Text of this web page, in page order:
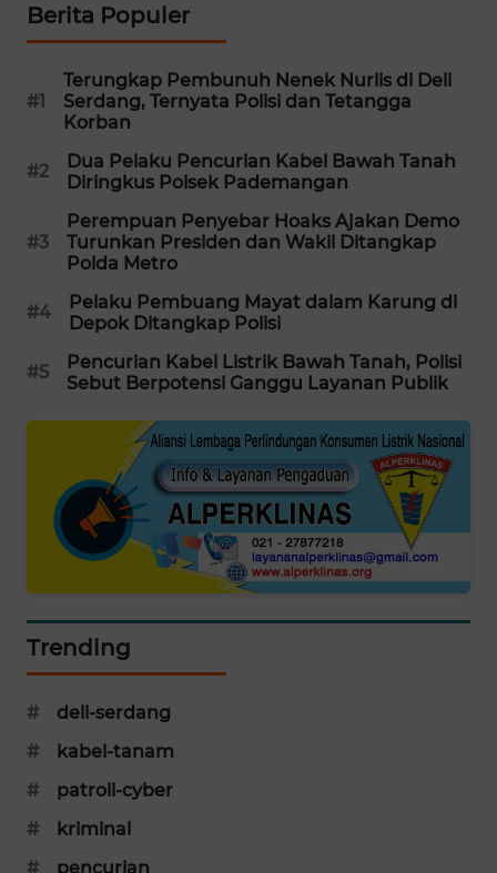
Berita Populer
#1
Terungkap Pembunuh Nenek Nurlis di Deli
Serdang, Ternyata Polisi dan Tetangga
Korban
#2
Dua Pelaku Pencurian Kabel Bawah Tanah
Diringkus Polsek Pademangan
#3
Perempuan Penyebar Hoaks Ajakan Demo
Turunkan Presiden dan Wakil Ditangkap
Polda Metro
#4
Pelaku Pembuang Mayat dalam Karung di
Depok Ditangkap Polisi
#5
Pencurian Kabel Listrik Bawah Tanah, Polisi
Sebut Berpotensi Ganggu Layanan Publik
Trending
#
deli-serdang
#
kabel-tanam
#
patroli-cyber
#
kriminal
#
pencurian
UMKM
WAHANA
SELEB
WAHANA
PERSONA
WAHANA
OTOMOTIF
WAHANA
DESA
LAPAK
WAHANA
Wahana
KONSUMEN
MASYARAKAT
WALINKI